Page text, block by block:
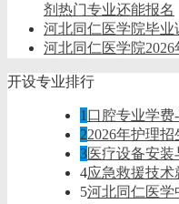
剂热门专业还能报名
河北同仁医学院毕业
河北同仁医学院
开设专业排行
1 口腔专业学费
22026年护理
3医疗设备安
4应急救援技术
5河北同仁医学